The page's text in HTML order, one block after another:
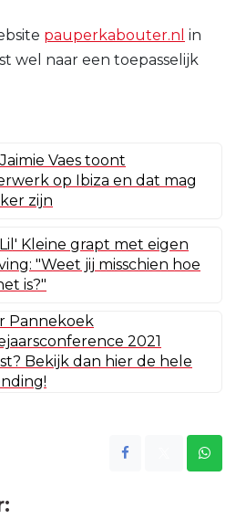
pauperkabouter.nl in
wel naar een toepasselijk
Vaes toont
op Ibiza en dat mag
zijn
Lil' Kleine grapt met eigen
"Weet jij misschien hoe
is?"
Pannekoek
2021
Bekijk dan hier de hele